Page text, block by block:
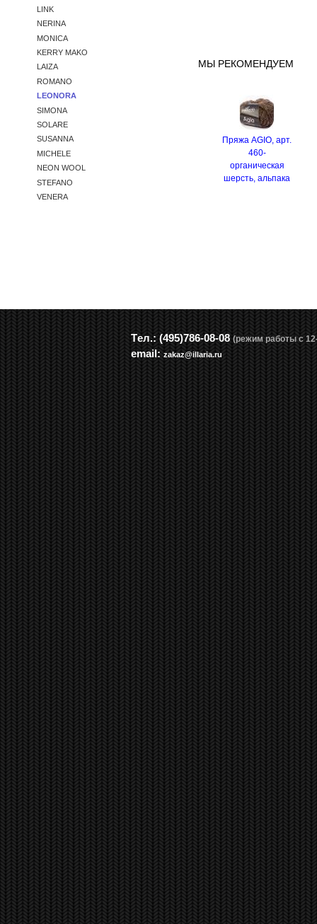
LINK
NERINA
MONICA
KERRY MAKO
LAIZA
ROMANO
LEONORA
SIMONA
SOLARE
SUSANNA
MICHELE
NEON WOOL
STEFANO
VENERA
МЫ РЕКОМЕНДУЕМ
Пряжа AGIO, арт.
460-
органическая
шерсть, альпака
Tел.: (495)786-08-08 (режим работы с
email: zakaz@illaria.ru